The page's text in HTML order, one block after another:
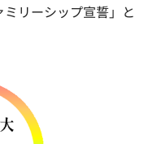
ミリーシップ宣誓」と